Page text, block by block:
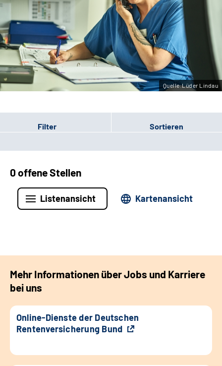
Suche
Leichte Sprache
Gebärdensprache
Quelle:Lüder Lindau
Filter Sortieren
0 offene Stellen
Listenansicht Kartenansicht
Mehr Informationen über Jobs und Karriere
bei uns
Online-Dienste der Deutschen
Rentenversicherung Bund